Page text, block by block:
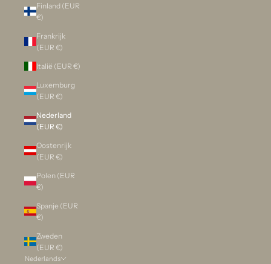
Finland (EUR
€)
Frankrijk
(EUR €)
Italië (EUR €)
Luxemburg
(EUR €)
Nederland
(EUR €)
Oostenrijk
(EUR €)
Polen (EUR
€)
Spanje (EUR
€)
Zweden
(EUR €)
Nederlands